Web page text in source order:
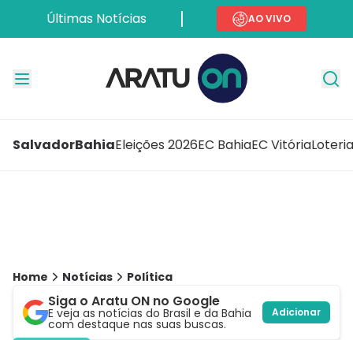
Últimas Notícias AO VIVO
SalvadorBahiaEleições 2026EC BahiaEC Vitória
Home Notícias Política
Siga o Aratu ON no Google
E veja as notícias do Brasil e da Bahia
com destaque nas suas buscas.
Adicionar